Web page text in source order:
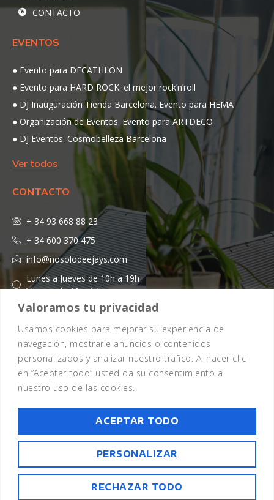
Valoramos tu privacidad
Usamos cookies para mejorar su experiencia de
navegación, mostrarle anuncios o contenidos
personalizados y analizar nuestro tráfico. Al hacer clic
en “Aceptar todo” usted da su consentimiento a
nuestro uso de las cookies.
PERSONALIZAR
RECHAZAR TODO
ACEPTAR TODO
CONTACTO
EVENTOS
Evento para DECATHLON
Evento para HARD ROCK: el mejor rock’n’roll
DJ Inauguración Tienda Barcelona. Evento para HEMA
Organización de Eventos. Evento para ARTDECO
DJ Eventos. Cosmobelleza Barcelona
Ver todos
CONTACTO
+ 34 93 668 88 23
+ 34 600 370 475
info@nosolodeejays.com
Lunes a Jueves de 10h a 19h
Viernes de 10 a 14h
Política de cookies Política de privacidad
Preguntas frecuentes